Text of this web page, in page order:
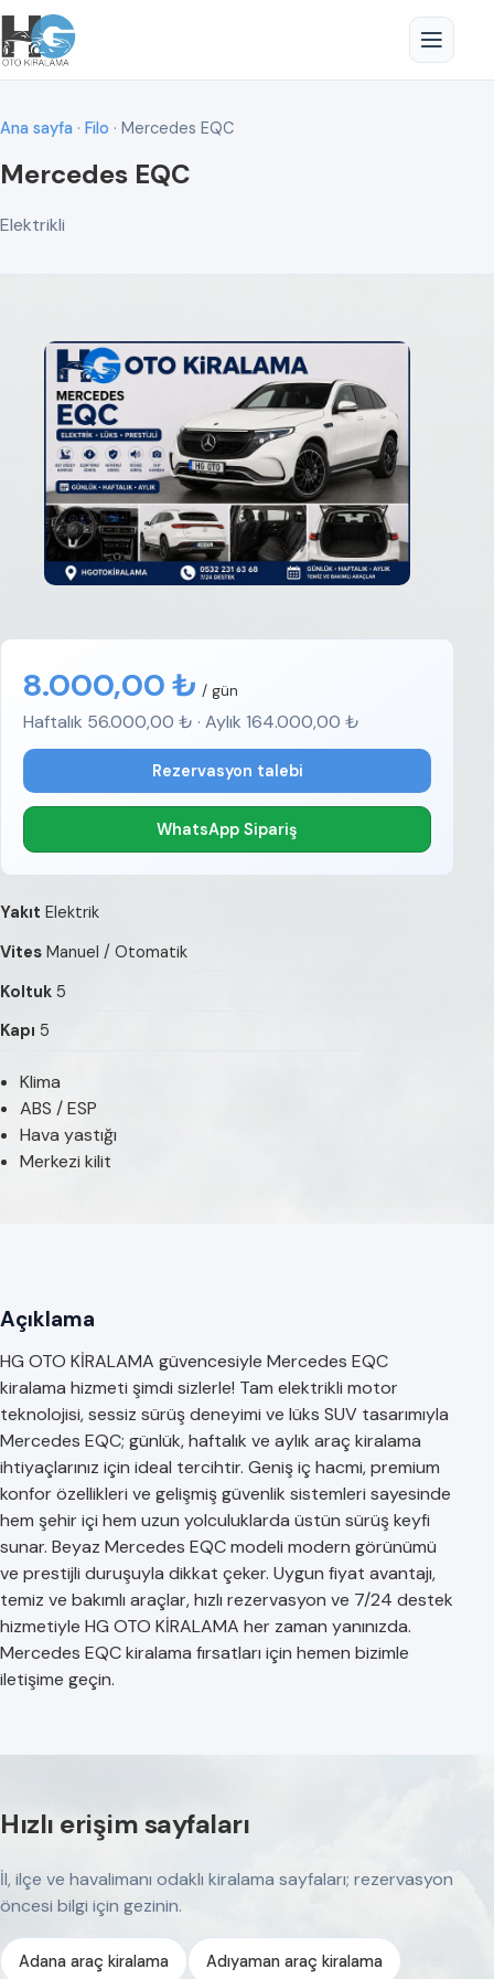
Ana sayfa · Filo · Mercedes EQC
Mercedes EQC
Elektrikli
8.000,00 ₺ / gün
Haftalık 56.000,00 ₺ · Aylık 164.000,00 ₺
Rezervasyon talebi
WhatsApp Sipariş
Yakıt Elektrik
Vites Manuel / Otomatik
Koltuk 5
Kapı 5
Klima
ABS / ESP
Hava yastığı
Merkezi kilit
Açıklama
HG OTO KİRALAMA güvencesiyle Mercedes EQC
kiralama hizmeti şimdi sizlerle! Tam elektrikli motor
teknolojisi, sessiz sürüş deneyimi ve lüks SUV tasarımıyla
Mercedes EQC; günlük, haftalık ve aylık araç kiralama
ihtiyaçlarınız için ideal tercihtir. Geniş iç hacmi, premium
konfor özellikleri ve gelişmiş güvenlik sistemleri sayesinde
hem şehir içi hem uzun yolculuklarda üstün sürüş keyfi
sunar. Beyaz Mercedes EQC modeli modern görünümü
ve prestijli duruşuyla dikkat çeker. Uygun fiyat avantajı,
temiz ve bakımlı araçlar, hızlı rezervasyon ve 7/24 destek
hizmetiyle HG OTO KİRALAMA her zaman yanınızda.
Mercedes EQC kiralama fırsatları için hemen bizimle
iletişime geçin.
Hızlı erişim sayfaları
İl, ilçe ve havalimanı odaklı kiralama sayfaları; rezervasyon
öncesi bilgi için gezinin.
Adana araç kiralama Adıyaman araç kiralama